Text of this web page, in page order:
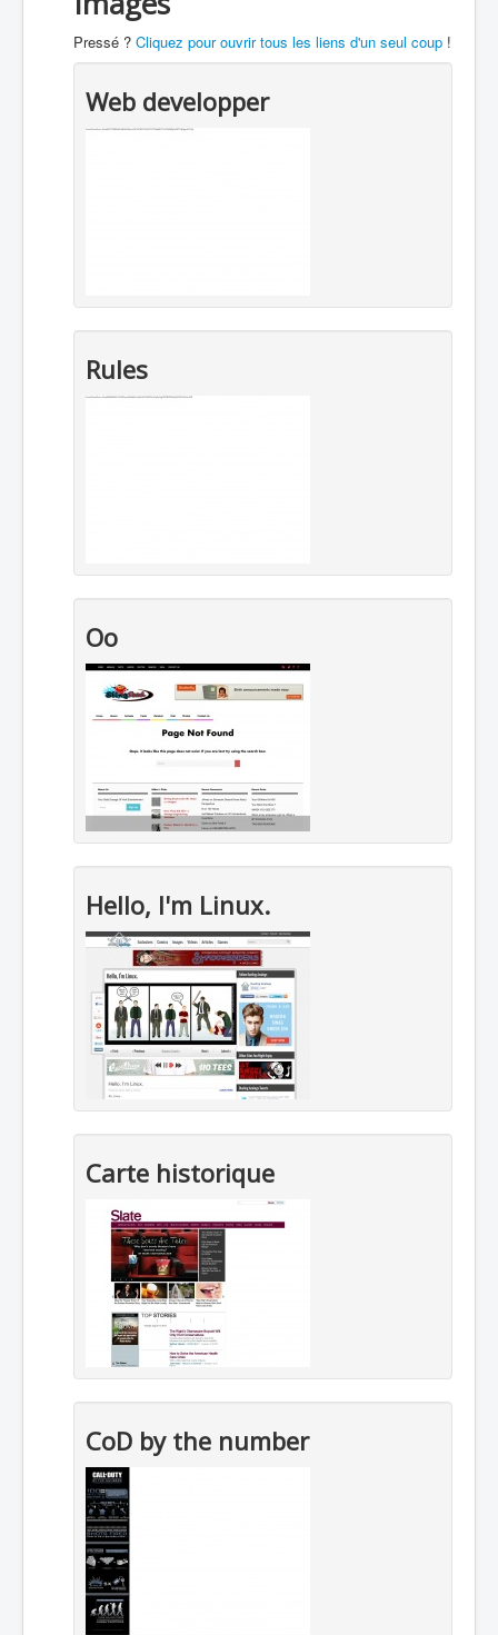
Pressé ? Cliquez pour ouvrir tous les liens d'un seul coup !
Web developper
Rules
Oo
Hello, I'm Linux.
Carte historique
CoD by the number